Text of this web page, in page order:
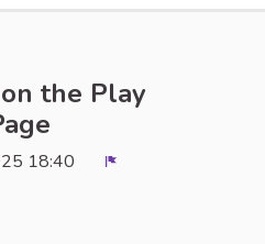
the Play
18:40